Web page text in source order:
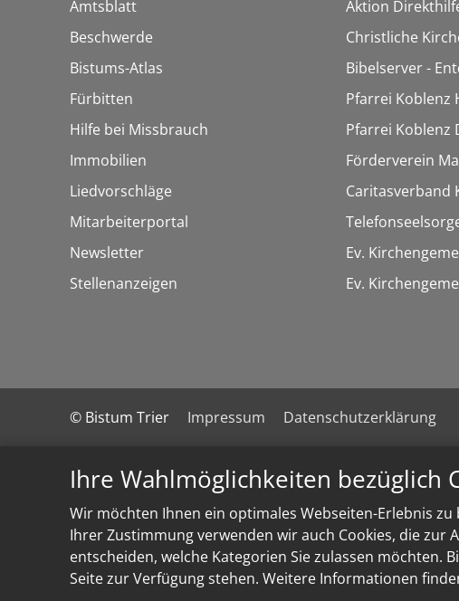
Ihre Wahlmöglichkeiten bezüglich
Wir möchten Ihnen ein optimales Webseiten-Erlebnis
Ihrer Zustimmung verwenden wir auch Cookies, die zur
entscheiden, welche Kategorien Sie zulassen möchten.
Seite zur Verfügung stehen. Weitere Informationen
Amtsblatt
Beschwerde
Bistums-Atlas
Fürbitten
Hilfe bei Missbrauch
Immobilien
Liedvorschläge
Mitarbeiterportal
Newsletter
Stellenanzeigen
Aktion
Christliche
Bibelserver -
Pfarrei Koblenz
Pfarrei Koblenz
Förderverein
Caritasverband
Ev.
Ev.
© Bistum Trier Impressum Datenschutzerklärung